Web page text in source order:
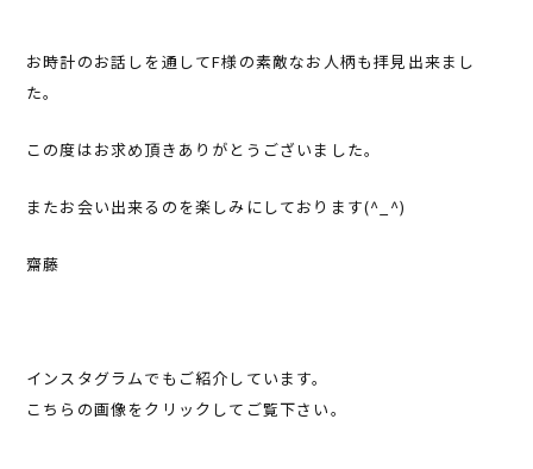
お時計のお話しを通してF様の素敵なお人柄も拝見出来まし
た。
この度はお求め頂きありがとうございました。
またお会い出来るのを楽しみにしております(^_^)
齋藤
インスタグラムでもご紹介しています。
こちらの画像をクリックしてご覧下さい。